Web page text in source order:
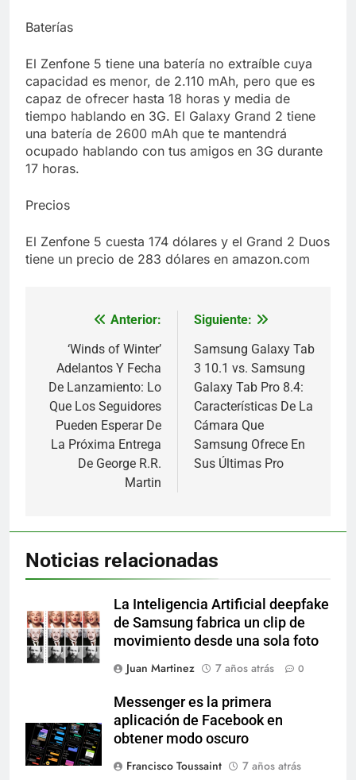
Baterías
El Zenfone 5 tiene una batería no extraíble cuya
capacidad es menor, de 2.110 mAh, pero que es
capaz de ofrecer hasta 18 horas y media de
tiempo hablando en 3G. El Galaxy Grand 2 tiene
una batería de 2600 mAh que te mantendrá
ocupado hablando con tus amigos en 3G durante
17 horas.
Precios
El Zenfone 5 cuesta 174 dólares y el Grand 2 Duos
tiene un precio de 283 dólares en amazon.com
Navegación
entradas
Anterior:
‘Winds of Winter’
Adelantos Y Fecha
De Lanzamiento: Lo
Que Los Seguidores
Pueden Esperar De
La Próxima Entrega
De George R.R.
Martin
Siguiente:
Samsung Galaxy Tab
3 10.1 vs. Samsung
Galaxy Tab Pro 8.4:
Características De La
Cámara Que
Samsung Ofrece En
Sus Últimas Pro
Noticias relacionadas
La Inteligencia Artificial deepfake
de Samsung fabrica un clip de
movimiento desde una sola foto
Juan Martinez
7 años atrás 0
Messenger es la primera
aplicación de Facebook en
obtener modo oscuro
Francisco Toussaint
7 años atrás